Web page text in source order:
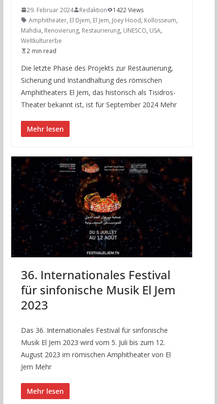
29. Februar 2024 Redaktion
1422 Views
Amphitheater, El Djem, El Jem, Joey Hood, Kollosseum,
Mahdia, Renovierung, Restaurierung, UNESCO, USA,
Weltkulturerbe
2 min read
Die letzte Phase des Projekts zur Restaurierung,
Sicherung und Instandhaltung des römischen
Amphitheaters El Jem, das historisch als Tisidros-
Theater bekannt ist, ist für September 2024 Mehr
Mehr lesen
36. Internationales Festival
für sinfonische Musik El Jem
2023
Das 36. Internationales Festival für sinfonische
Musik El Jem 2023 wird vom 5. Juli bis zum 12.
August 2023 im römischen Amphitheater von El
Jem Mehr
Mehr lesen